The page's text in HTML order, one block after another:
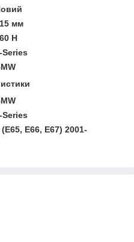
мм
Н
Series
Series
(E65, E66, E67) 2001-